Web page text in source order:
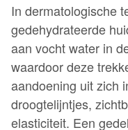
In dermatologische
gedehydrateerde
aan vocht water in
waardoor deze
aandoening uit zich
droogtelijntjes,
elasticiteit. Een